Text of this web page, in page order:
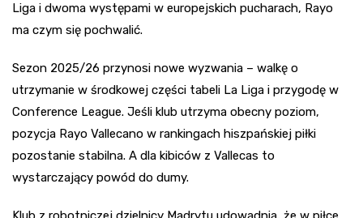
Liga i dwoma występami w europejskich pucharach, Rayo
ma czym się pochwalić.
Sezon 2025/26 przynosi nowe wyzwania – walkę o
utrzymanie w środkowej części tabeli La Liga i przygodę w
Conference League. Jeśli klub utrzyma obecny poziom,
pozycja Rayo Vallecano w rankingach hiszpańskiej piłki
pozostanie stabilna. A dla kibiców z Vallecas to
wystarczający powód do dumy.